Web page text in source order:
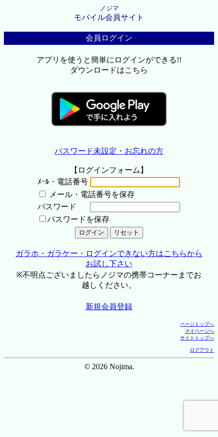
ノジマ
モバイル会員サイト
会員ログイン
アプリを使うと簡単にログインができる!!
ダウンロードはこちら
パスワード未設定・お忘れの方
【ログインフォーム】
ﾒｰﾙ・電話番号
メール・電話番号を保存
パスワード
パスワードを保存
ガラホ・ガラケー・ログインできない方はこちらから
お試し下さい
※不明点ございましたらノジマの携帯コーナーまでお
越しください。
新規会員登録
ページトップへ
マイページへ
サイトトップへ
ログアウト
© 2026 Nojima.